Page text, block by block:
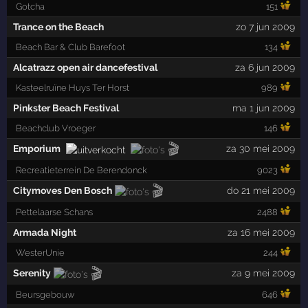
Gotcha 151
Trance on the Beach zo 7 jun 2009
Beach Bar & Club Barefoot 134
Alcatrazz open air dancefestival za 6 jun 2009
Kasteelruïne Huys Ter Horst 989
Pinkster Beach Festival ma 1 jun 2009
Beachclub Vroeger 146
Emporium 🎬 za 30 mei 2009
Recreatieterrein De Berendonck 9023
Citymoves Den Bosch 🎬 do 21 mei 2009
Pettelaarse Schans 2488
Armada Night za 16 mei 2009
WesterUnie 244
Serenity 🎬 za 9 mei 2009
Beursgebouw 646